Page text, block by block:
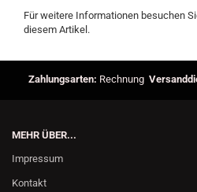
Für weitere Informationen besuchen
diesem Artikel.
Zahlungsarten: Rechnung
MEHR ÜBER...
Impressum
Kontakt